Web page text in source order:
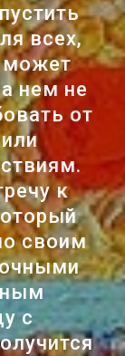
всех,
может
нем не
от
к
своим
с